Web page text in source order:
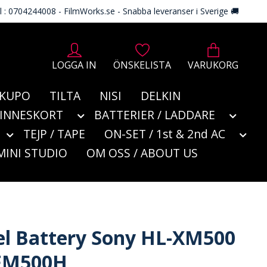
0704244008 - FilmWorks.se - Snabba leveranser i Sverige 🚚
LOGGA IN ÖNSKELISTA VARUKORG
TILTA NISI
DELKIN
BATTERIER / LADDARE
TEJP / TAPE
ON-SET / 1st & 2nd AC
STUDIO
OM OSS / ABOUT US
Battery Sony HL-XM500